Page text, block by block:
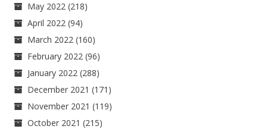
May 2022 (218)
April 2022 (94)
March 2022 (160)
February 2022 (96)
January 2022 (288)
December 2021 (171)
November 2021 (119)
October 2021 (215)